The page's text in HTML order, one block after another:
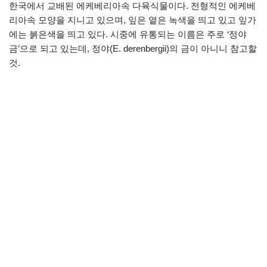
한국에서 교배된 에케베리아속 다육식물이다. 전형적인 에케베
리아속 모양을 지니고 있으며, 잎은 옅은 녹색을 띄고 있고 잎가
에는 붉은색을 띄고 있다. 시중에 유통되는 이름은 주로 ‘정야
금’으로 되고 있는데, 정야(E. derenbergii)의 금이 아니니 참고할
것.